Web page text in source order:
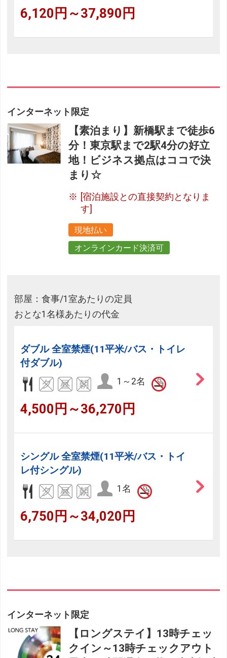
6,120円～37,890円
インターネット限定
【素泊まり】新橋駅まで徒歩6
分！東京駅まで2駅4分の好立
地！ビジネス拠点はココで決
まり☆
[宿泊施設との直接契約となりま
す]
現地払い
オンラインカード決済可
部屋：食事/1室あたりの定員
おとな1名様あたりの代金
ダブル 全室禁煙(11平米/バス・トイレ
付ダブル)
1～2名
4,500円～36,270円
シングル 全室禁煙(11平米/バス・トイ
レ付シングル)
1名
6,750円～34,020円
インターネット限定
【ロングステイ】13時チェッ
クイン～13時チェックアウト